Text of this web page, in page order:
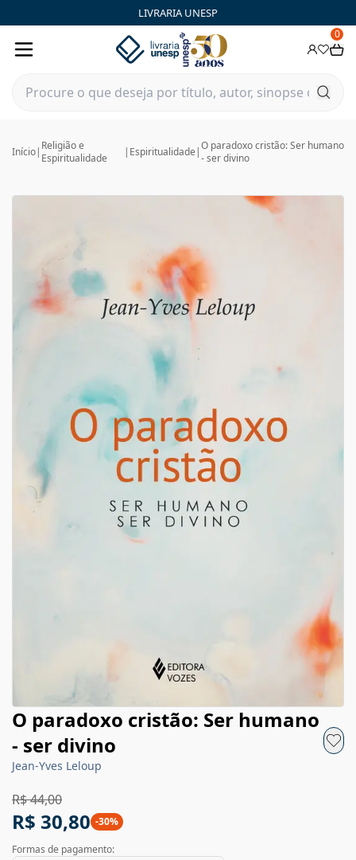
LIVRARIA UNESP
0
Início| Religião e
Espiritualidade
| Espiritualidade |O paradoxo cristão: Ser humano
- ser divino
O paradoxo cristão: Ser humano
- ser divino
Jean-Yves Leloup
R$ 44,00
R$ 30,80 -30%
Formas de pagamento: